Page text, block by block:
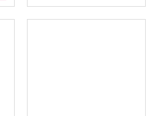
z
5